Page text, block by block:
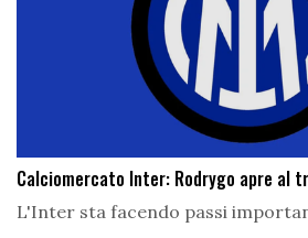
Calciomercato Inter: Rodrygo apre al
L'Inter sta facendo passi